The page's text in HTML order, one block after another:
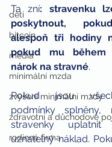
děti
bitcoin
média
minimální mzda
zvýšení minimální mzdy
zdravotní a důchodové
rodinná firma
Ta zní: stravenku
poskytnout,
alespoň tři hodiny
pokud mu během
nárok na stravné.
Pokud jsou
podmínky splněny,
stravenky
uznatelný náklad.